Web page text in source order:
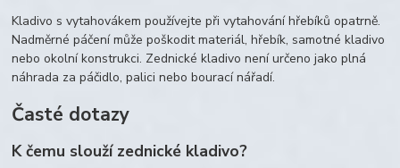
Kladivo s vytahovákem používejte při vytahování hřebíků opatrně.
Nadměrné páčení může poškodit materiál, hřebík, samotné kladivo
nebo okolní konstrukci. Zednické kladivo není určeno jako plná
náhrada za páčidlo, palici nebo bourací nářadí.
Časté dotazy
K čemu slouží zednické kladivo?